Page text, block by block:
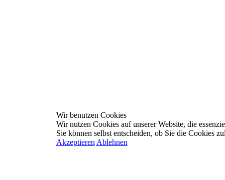
Wir benutzen Cookies
Wir nutzen Cookies auf unserer Website, die
Sie können selbst entscheiden, ob Sie die Cookies
Akzeptieren Ablehnen